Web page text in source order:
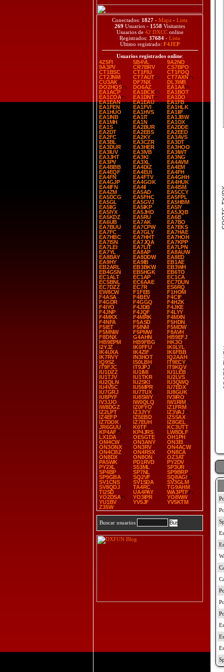
Conectados: 1827 - Mapa - Lista
269 Usuarios - 1558 Visitantes
Usuarios de 42 DXCConline
Registrados: 37684 - Lista
Último registrado: F4JEP
Usuarios registrados online:
4Z5FI
5B4VL
9A2NO
9A3PV
CR7BRV
CS7BPO
CT1BSC
CT1FIU
CT1FOQ
CT2JNM
CT7AUT
CT7AXN
CU3AK
DF7NX
DL3WB
DO2HQS
DO6AZ
EA1AA
EA1ACP
EA1BCK
EA1BOT
EA1COA
EA1DNT
EA1DO
EA1EAN
EA1EAU
EA1FB
EA1FEN
EA1FVI
EA1HLK
EA1HUO
EA1HVS
EA1IIF
EA1INB
EA1IT
EA1JBW
EA1MH
EA1N
EA1OX
EA1S
EA2BUR
EA2DDE
EA2DT
EA2EBS
EA2EED
EA2FC
EA2KY
EA3AVS
EA3BL
EA3CZR
EA3DT
EA3DUR
EA3HER
EA3HOO
EA3IUV
EA3IVB
EA3IWT
EA3JHT
EA3KI
EA3NG
EA3PV
EA3XL
EA4AVM
EA4BBB
EA4DIZ
EA4EM
EA4EQF
EA4EUI
EA4FH
EA4FN
EA4FTV
EA4GHH
EA4GJP
EA4GOK
EA4HUK
EA4IFN
EA4II
EA4ISM
EA4ZM
EA5AD
EA5CCY
EA5DCG
EA5FHC
EA5FPL
EA5GL
EA5GVJ
EA5HBM
EA5IIG
EA5IKP
EA5IY
EA5IYX
EA5JHD
EA5JQB
EA5KDZ
EA5RU
EA6B
EA6UB
EA7AK
EA7BO
EA7BUU
EA7CPW
EA7EKS
EA7FC
EA7GLY
EA7HAE
EA7HBC
EA7HHT
EA7HOH
EA7ISN
EA7JQA
EA7KPP
EA7LEI
EA7LIT
EA7LPN
EA7YL
EA8AP
EA8AUW
EA8BAY
EA8DDW
EA8ED
EA9HY
EA9IB
EB1AE
EB2ARL
EB3BKW
EB3WH
EB4GSN
EB5HGK
EB6TO
EC1ALT
EC1AP
EC1CA
EC5BNL
EC6AAE
EC7DUN
EC7DZZ
EC7R
ES6RQ
EW8CW
F1FEB
F1HOM
F4ASA
F4BEV
F4CIF
F4GDR
F4GGQ
F4HZK
F4IYO
F4JDB
F4JKE
F4JNP
F4JQF
F4LYY
F4MKX
F4MRK
F4MXN
F4NFA
F5ASD
F5HDN
F5IET
F5INM
F5MDW
F5MNW
F5PMW
F8AVH
F8DNX
G4AHN
HB9EFJ
HB9EPM
HB9FBG
HK3O
I2YJZ
IK0FFU
IK0LYL
IK4UXA
IK4ZIF
IK6FBB
IK7RVY
IN3HOT
IQ2AAH
IQ9SZ
IS0LBH
IT9ECY
IT9FJC
IT9JPJ
IT9KQV
IU1DZZ
IU1IMI
IU1LEB
IU1TJV
IU1TKR
IU2LVS
IU2QLN
IU2SKI
IU3QWQ
IU4VSC
IU5MPR
IU7EDX
IU7GRJ
IU7TUX
IU8GUK
IU8PYF
IU8SWY
IV3IRO
IV3JJO
IW0QLQ
IW1RIM
IW8DGZ
IZ0FYO
IZ1FRM
IZ2LPT
IZ3JYY
IZ3VAJ
IZ4EFP
IZ5EBD
IZ5SAX
IZ7DOK
IZ7EUH
IZ8GEL
JR6GUU
K0TF
KC3UTT
KP4AF
KP4JRS
LW8DLF
LX1DA
OE5GTE
OH1PH
OM4CW
ON3ANY
ON3EI
ON3ONX
ON3RV
ON4ACW
ON4CBZ
ON4RSX
ON8CA
ON8DX
ON8ON
OZ3AT
PA5WK
PD1RVD
PY2DV
PY2XL
S53ML
SP3UR
SP4BP
SP7NL
SP9BRP
SP9GBA
SQ2VF
SQ8AGI
SV1CNS
SV1SDA
SV3GLM
SV8QDJ
TA4RC
TG9AHM
TI2SD
UA4PAY
WA3PTF
YO2DSA
YO3IPR
YO8WW
YU1BV
YV5JF
YV5KTM
Z35W
Buscar usuarios